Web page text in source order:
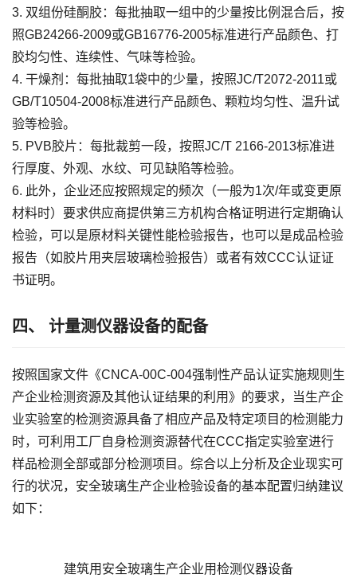
3. 双组份硅酮胶：每批抽取一组中的少量按比例混合后，按
照GB24266-2009或GB16776-2005标准进行产品颜色、打
胶均匀性、连续性、气味等检验。
4. 干燥剂：每批抽取1袋中的少量，按照JC/T2072-2011或
GB/T10504-2008标准进行产品颜色、颗粒均匀性、温升试
验等检验。
5. PVB胶片：每批裁剪一段，按照JC/T 2166-2013标准进
行厚度、外观、水纹、可见缺陷等检验。
6. 此外，企业还应按照规定的频次（一般为1次/年或变更原
材料时）要求供应商提供第三方机构合格证明进行定期确认
检验，可以是原材料关键性能检验报告，也可以是成品检验
报告（如胶片用夹层玻璃检验报告）或者有效CCC认证证
书证明。
四、 计量测仪器设备的配备
按照国家文件《CNCA-00C-004强制性产品认证实施规则生
产企业检测资源及其他认证结果的利用》的要求，当生产企
业实验室的检测资源具备了相应产品及特定项目的检测能力
时，可利用工厂自身检测资源替代在CCC指定实验室进行
样品检测全部或部分检测项目。综合以上分析及企业现实可
行的状况，安全玻璃生产企业检验设备的基本配置归纳建议
如下：
建筑用安全玻璃生产企业用检测仪器设备